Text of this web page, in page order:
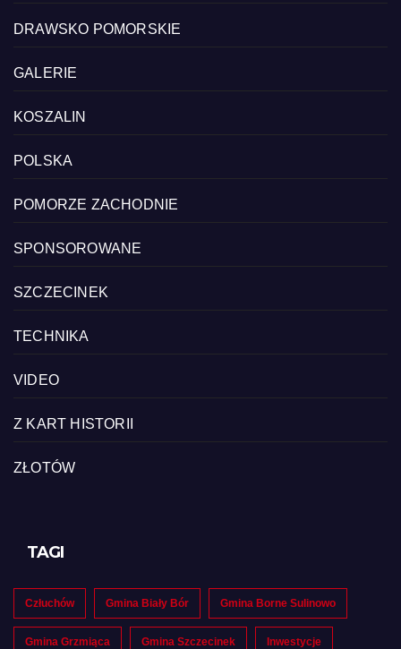
DRAWSKO POMORSKIE
GALERIE
KOSZALIN
POLSKA
POMORZE ZACHODNIE
SPONSOROWANE
SZCZECINEK
TECHNIKA
VIDEO
Z KART HISTORII
ZŁOTÓW
TAGI
Człuchów Gmina Biały Bór Gmina Borne Sulinowo
Gmina Grzmiąca Gmina Szczecinek Inwestycje